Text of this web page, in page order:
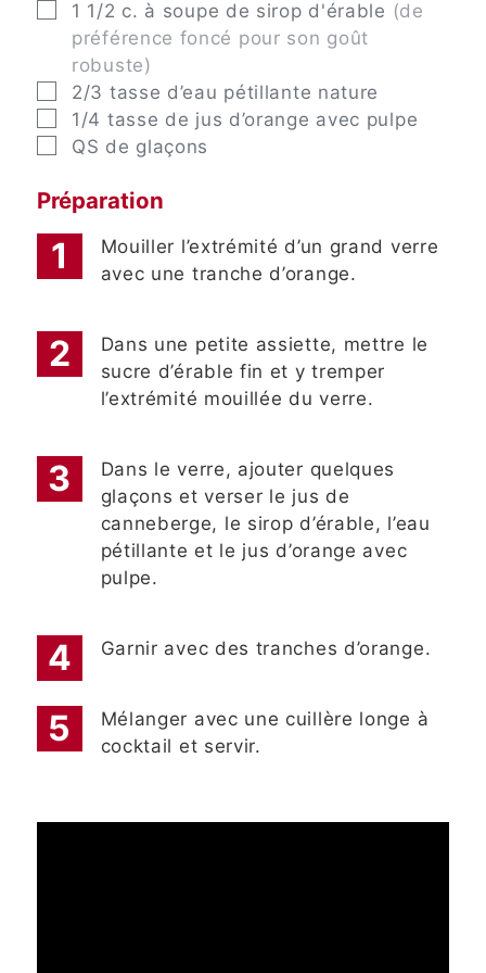
▢
1 1/2 c. à soupe de sirop d'érable (de
préférence foncé pour son goût
robuste)
▢
2/3 tasse d’eau pétillante nature
▢
1/4 tasse de jus d’orange avec pulpe
▢
QS de glaçons
Préparation
Mouiller l’extrémité d’un grand verre
avec une tranche d’orange.
Dans une petite assiette, mettre le
sucre d’érable fin et y tremper
l’extrémité mouillée du verre.
Dans le verre, ajouter quelques
glaçons et verser le jus de
canneberge, le sirop d’érable, l’eau
pétillante et le jus d’orange avec
pulpe.
Garnir avec des tranches d’orange.
Mélanger avec une cuillère longe à
cocktail et servir.